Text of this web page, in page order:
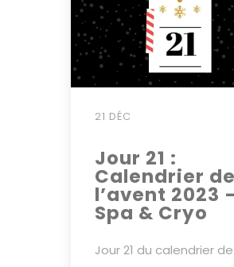
21 DÉC
Jour 21 :
Calendrier de
l’avent 2023
Spa & Cryo
Jour 21 du calendrier de